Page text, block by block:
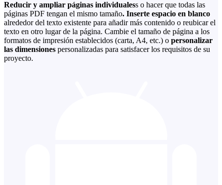
Reducir y ampliar páginas individualess o hacer que todas las
páginas PDF tengan el mismo tamaño. Inserte espacio en blanco
alrededor del texto existente para añadir más contenido o reubicar el
texto en otro lugar de la página. Cambie el tamaño de página a los
formatos de impresión establecidos (carta, A4, etc.) o personalizar
las dimensiones personalizadas para satisfacer los requisitos de su
proyecto.